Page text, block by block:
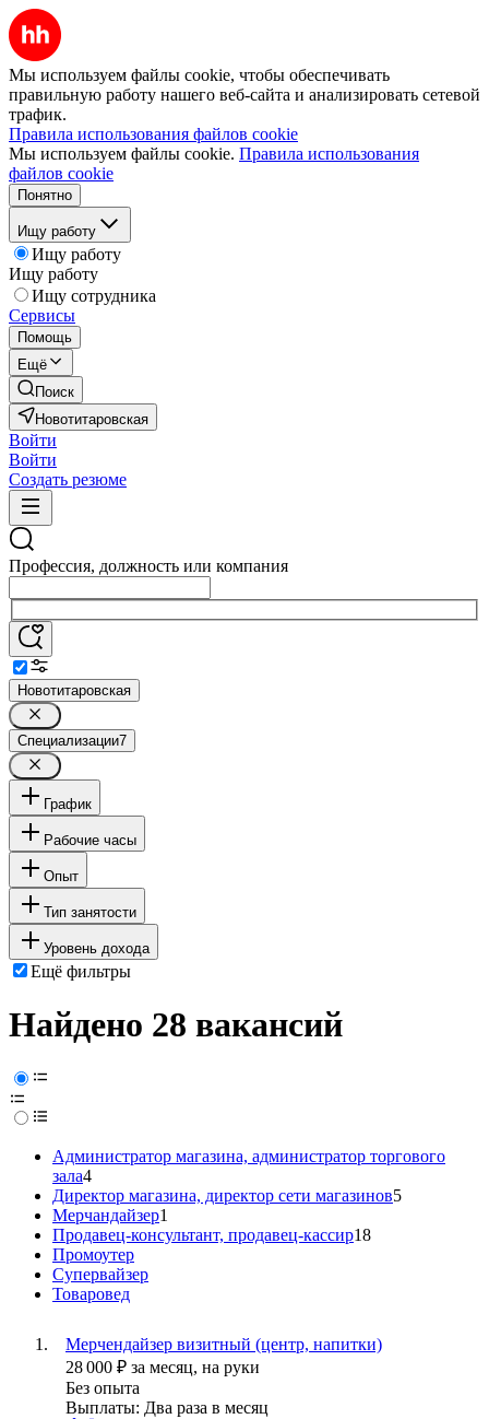
Мы используем файлы cookie, чтобы обеспечивать
правильную работу нашего веб-сайта и анализировать сетевой
трафик.
Правила использования файлов cookie
Мы используем файлы cookie. Правила использования
файлов cookie
Понятно
Ищу работу
Ищу работу
Ищу работу
Ищу сотрудника
Сервисы
Помощь
Ещё
Поиск
Новотитаровская
Войти
Войти
Создать резюме
Профессия, должность или компания
Новотитаровская
Специализации7
График
Рабочие часы
Опыт
Тип занятости
Уровень дохода
Ещё фильтры
Найдено 28 вакансий
Администратор магазина, администратор торгового
зала4
Директор магазина, директор сети магазинов5
Мерчандайзер1
Продавец-консультант, продавец-кассир18
Промоутер
Супервайзер
Товаровед
Мерчендайзер визитный (центр, напитки)
28 000 ₽ за месяц, на руки
Без опыта
Выплаты: Два раза в месяц